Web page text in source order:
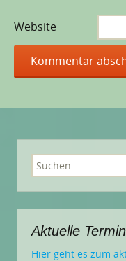
Website
Suchen
nach:
Aktuelle
Hier geht es zum